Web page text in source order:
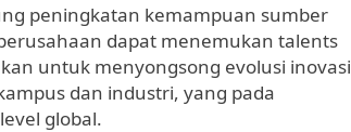
peningkatan kemampuan sumber
dapat menemukan talents
untuk menyongsong evolusi inovasi
dan industri, yang pada
global.